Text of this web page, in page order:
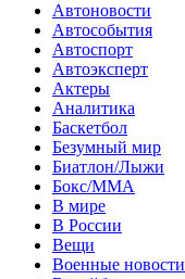
Автоновости
Автособытия
Автоспорт
Автоэксперт
Актеры
Аналитика
Баскетбол
Безумный мир
Биатлон/Лыжи
Бокс/MMA
В мире
В России
Вещи
Военные новости